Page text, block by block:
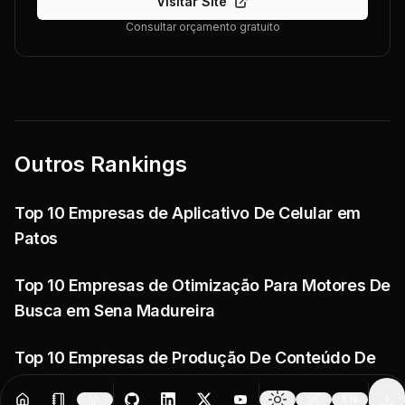
Consultar orçamento gratuito
Outros Rankings
Top 10 Empresas de Aplicativo De Celular em
Patos
Top 10 Empresas de Otimização Para Motores De
Busca em Sena Madureira
Top 10 Empresas de Produção De Conteúdo De
Intenet em Santana